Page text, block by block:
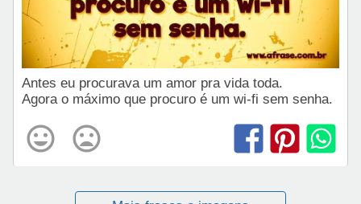
Antes eu procurava um amor pra vida toda.
Agora o máximo que procuro é um wi-fi sem senha.